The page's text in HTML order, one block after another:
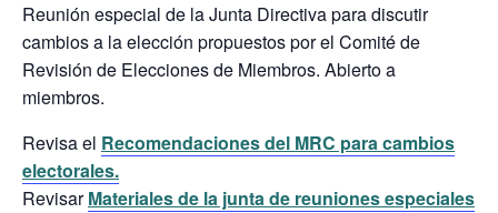
Reunión especial de la Junta Directiva para discutir
cambios a la elección propuestos por el Comité de
Revisión de Elecciones de Miembros. Abierto a
miembros.
Revisa el Recomendaciones del MRC para cambios
electorales.
RevisarMateriales de la junta de reuniones especiales